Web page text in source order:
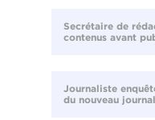
Secrétaire de
contenus avant
Journaliste
du nouveau